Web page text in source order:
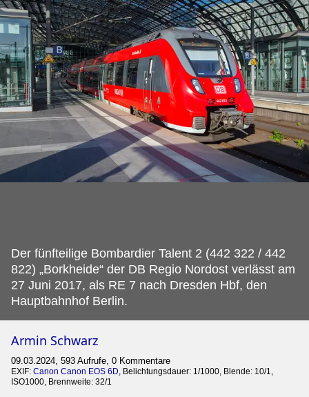
Der fünfteilige Bombardier Talent 2 (442 322 / 442
822) „Borkheide“ der DB Regio Nordost verlässt am
27 Juni 2017, als RE 7 nach Dresden Hbf, den
Hauptbahnhof Berlin.
Armin Schwarz
09.03.2024, 593 Aufrufe, 0 Kommentare
EXIF: Canon Canon EOS 6D, Belichtungsdauer: 1/1000, Blende: 10/1,
ISO1000, Brennweite: 32/1